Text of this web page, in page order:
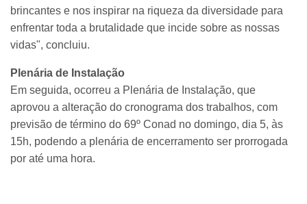
brincantes e nos inspirar na riqueza da diversidade para
enfrentar toda a brutalidade que incide sobre as nossas
vidas", concluiu.
Plenária de Instalação
Em seguida, ocorreu a Plenária de Instalação, que
aprovou a alteração do cronograma dos trabalhos, com
previsão de término do 69º Conad no domingo, dia 5, às
15h, podendo a plenária de encerramento ser prorrogada
por até uma hora.